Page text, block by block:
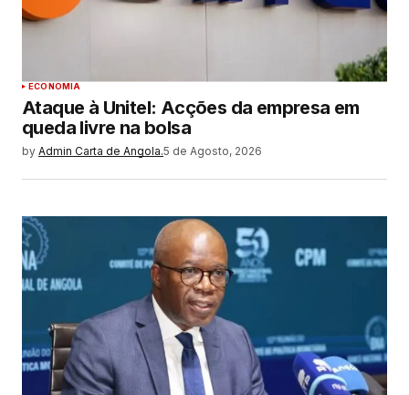
ECONOMIA
Ataque à Unitel: Acções da empresa em
queda livre na bolsa
by Admin Carta de Angola.5 de Agosto, 2026